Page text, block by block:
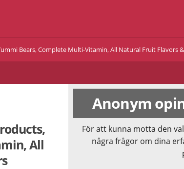
Bears, Complete Multi-Vitamin, All Natural Fruit Flavors
All
Anonym
För att kunna motta den
några frågor om dina